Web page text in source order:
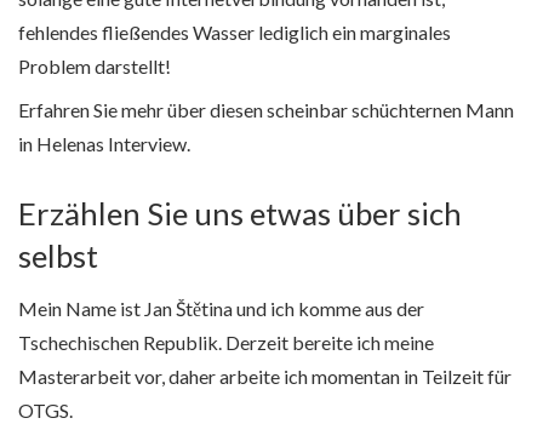
fehlendes fließendes Wasser lediglich ein marginales
Problem darstellt!
Erfahren Sie mehr über diesen scheinbar schüchternen Mann
in Helenas Interview.
Erzählen Sie uns etwas über sich
selbst
Mein Name ist Jan Štětina und ich komme aus der
Tschechischen Republik. Derzeit bereite ich meine
Masterarbeit vor, daher arbeite ich momentan in Teilzeit für
OTGS.